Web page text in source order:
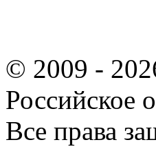
© 2009 -
Российское
Все права